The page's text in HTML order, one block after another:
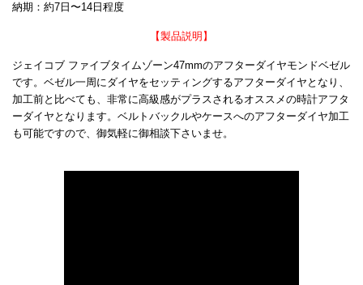
納期：約7日〜14日程度
【製品説明】
ジェイコブ ファイブタイムゾーン47mmのアフターダイヤモンドベゼル
です。ベゼル一周にダイヤをセッティングするアフターダイヤとなり、
加工前と比べても、非常に高級感がプラスされるオススメの時計アフタ
ーダイヤとなります。ベルトバックルやケースへのアフターダイヤ加工
も可能ですので、御気軽に御相談下さいませ。